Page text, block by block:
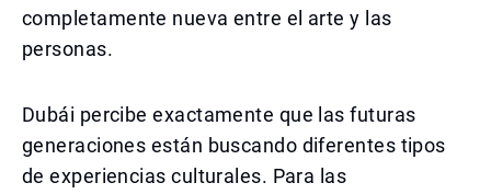
completamente nueva entre el arte y las
personas.
Dubái percibe exactamente que las futuras
generaciones están buscando diferentes tipos
de experiencias culturales. Para las